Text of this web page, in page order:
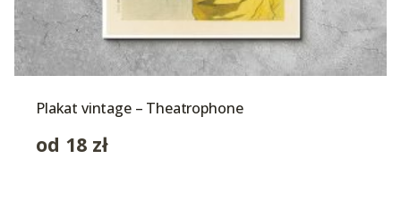
Plakat vintage – Theatrophone
od 18 zł